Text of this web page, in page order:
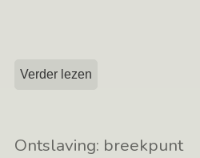
Verder lezen
Ontslaving: breekpunt